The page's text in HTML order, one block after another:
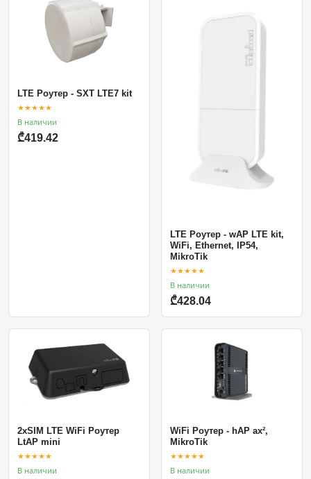
LTE Роутер - SXT LTE7 kit
★★★★★
В наличии
₾419.42
LTE Роутер - wAP LTE kit,
WiFi, Ethernet, IP54,
MikroTik
★★★★★
В наличии
₾428.04
2xSIM LTE WiFi Роутер
LtAP mini
★★★★★
В наличии
WiFi Роутер - hAP ax²,
MikroTik
★★★★★
В наличии